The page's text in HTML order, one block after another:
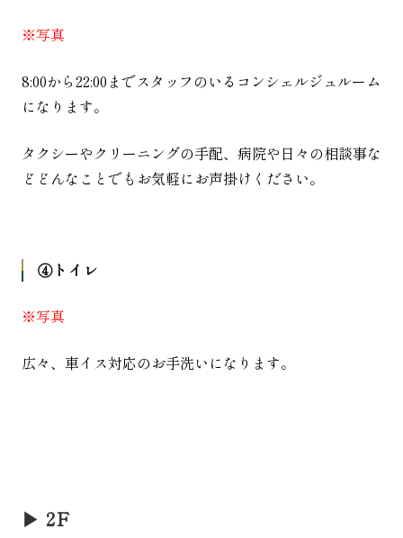
※写真
8:00から22:00までスタッフのいるコンシェルジュルーム
になります。
タクシーやクリーニングの手配、病院や日々の相談事な
どどんなことでもお気軽にお声掛けください。
④トイレ
※写真
広々、車イス対応のお手洗いになります。
▶︎ 2F